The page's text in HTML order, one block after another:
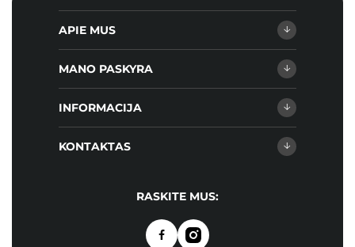
APIE MUS
MANO PASKYRA
INFORMACIJA
KONTAKTAS
RASKITE MUS: